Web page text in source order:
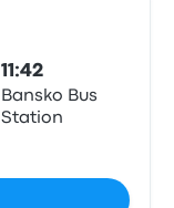
11:42
Bansko Bus
Station